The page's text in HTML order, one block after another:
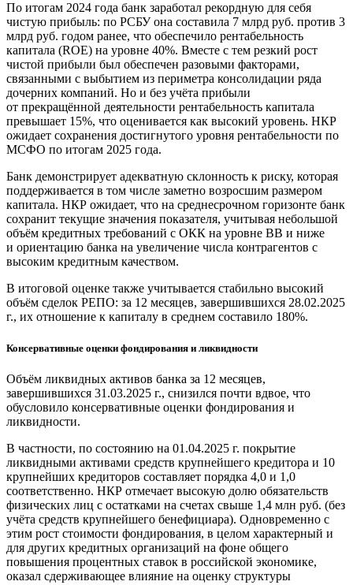
По итогам 2024 года банк заработал рекордную для себя
чистую прибыль: по РСБУ она составила 7 млрд руб. против 3
млрд руб. годом ранее, что обеспечило рентабельность
капитала (ROE) на уровне 40%. Вместе с тем резкий рост
чистой прибыли был обеспечен разовыми факторами,
связанными с выбытием из периметра консолидации ряда
дочерних компаний. Но и без учёта прибыли
от прекращённой деятельности рентабельность капитала
превышает 15%, что оценивается как высокий уровень. НКР
ожидает сохранения достигнутого уровня рентабельности по
МСФО по итогам 2025 года.
Банк демонстрирует адекватную склонность к риску, которая
поддерживается в том числе заметно возросшим размером
капитала. НКР ожидает, что на среднесрочном горизонте банк
сохранит текущие значения показателя, учитывая небольшой
объём кредитных требований с ОКК на уровне BB и ниже
и ориентацию банка на увеличение числа контрагентов с
высоким кредитным качеством.
В итоговой оценке также учитывается стабильно высокий
объём сделок РЕПО: за 12 месяцев, завершившихся 28.02.2025
г., их отношение к капиталу в среднем составило 180%.
Консервативные оценки фондирования и ликвидности
Объём ликвидных активов банка за 12 месяцев,
завершившихся 31.03.2025 г., снизился почти вдвое, что
обусловило консервативные оценки фондирования и
ликвидности.
В частности, по состоянию на 01.04.2025 г. покрытие
ликвидными активами средств крупнейшего кредитора и 10
крупнейших кредиторов составляет порядка 4,0 и 1,0
соответственно. НКР отмечает высокую долю обязательств
физических лиц с остатками на счетах свыше 1,4 млн руб. (без
учёта средств крупнейшего бенефициара). Одновременно с
этим рост стоимости фондирования, в целом характерный и
для других кредитных организаций на фоне общего
повышения процентных ставок в российской экономике,
оказал сдерживающее влияние на оценку структуры